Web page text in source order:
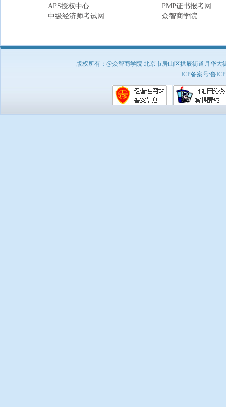
APS授权中心
PMP证书报考网
中级经济师考试网
众智商学院
版权所有：@众智商学院 北京市房山区拱辰街道月华
ICP备案号:鲁